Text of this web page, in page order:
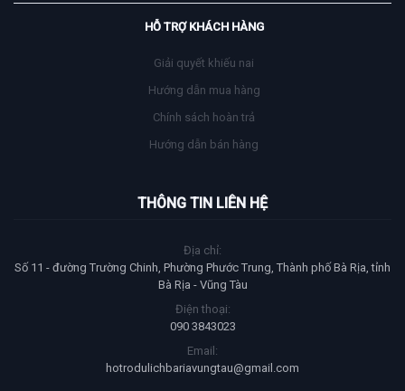
HỖ TRỢ KHÁCH HÀNG
Giải quyết khiếu nai
Hướng dẫn mua hàng
Chính sách hoàn trả
Hướng dẫn bán hàng
THÔNG TIN LIÊN HỆ
Địa chỉ:
Số 11 - đường Trường Chinh, Phường Phước Trung, Thành phố Bà Rịa, tỉnh
Bà Rịa - Vũng Tàu
Điện thoại:
090 3843023
Email:
hotrodulichbariavungtau@gmail.com